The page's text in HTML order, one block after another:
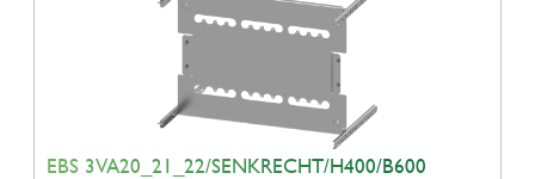
EBS 3VA20_21_22/SENKRECHT/H400/B600